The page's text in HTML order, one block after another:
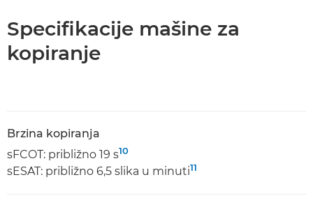
Specifikacije mašine za
kopiranje
Brzina kopiranja
sFCOT: približno 19 s10
sESAT: približno 6,5 slika u minuti11